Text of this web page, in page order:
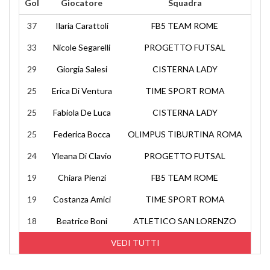
Gol Giocatore Squadra
VEDI TUTTI
37 Ilaria Carattoli FB5 TEAM ROME
33 Nicole Segarelli PROGETTO FUTSAL
29 Giorgia Salesi CISTERNA LADY
25 Erica Di Ventura TIME SPORT ROMA
25 Fabiola De Luca CISTERNA LADY
25 Federica Bocca OLIMPUS TIBURTINA ROMA
24 Yleana Di Clavio PROGETTO FUTSAL
19 Chiara Pienzi FB5 TEAM ROME
19 Costanza Amici TIME SPORT ROMA
18 Beatrice Boni ATLETICO SAN LORENZO